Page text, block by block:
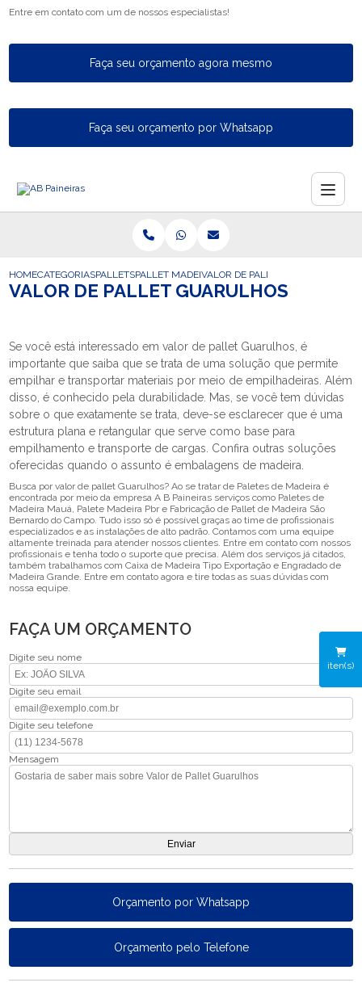
Entre em contato com um de nossos especialistas!
Faça seu orçamento agora mesmo
Faça seu orçamento por Whatsapp
iten(s)
HOMECATEGORIASPALLETSPALLET MADEIRAVALOR DE PALLET GUARULHOS
VALOR DE PALLET GUARULHOS
Se você está interessado em valor de pallet Guarulhos, é
importante que saiba que se trata de uma solução que permite
empilhar e transportar materiais por meio de empilhadeiras. Além
disso, é conhecido pela durabilidade. Mas, se você tem dúvidas
sobre o que exatamente se trata, deve-se esclarecer que é uma
estrutura plana e retangular que serve como base para
empilhamento e transporte de cargas. Confira outras soluções
oferecidas quando o assunto é embalagens de madeira.
Busca por valor de pallet Guarulhos? Ao se tratar de Paletes de Madeira é
encontrada por meio da empresa A B Paineiras serviços como Paletes de
Madeira Mauá, Palete Madeira Pbr e Fabricação de Pallet de Madeira São
Bernardo do Campo. Tudo isso só é possível graças ao time de profissionais
especializados e as instalações de alto padrão. Contamos com uma equipe
altamente treinada para atender nossos clientes. Entre em contato com nossos
profissionais e tenha todo o suporte que precisa. Além dos serviços já citados,
também trabalhamos com Caixa de Madeira Tipo Exportação e Engradado de
Madeira Grande. Entre em contato agora e tire todas as suas dúvidas com
nossa equipe.
FAÇA UM ORÇAMENTO
Digite seu nome
Digite seu email
Digite seu telefone
Mensagem
Orçamento por Whatsapp
Orçamento pelo Telefone